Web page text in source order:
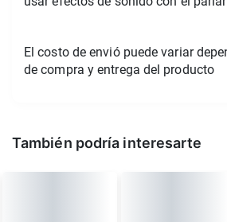
El costo de envió puede variar
de compra y entrega del producto
También podría interesarte